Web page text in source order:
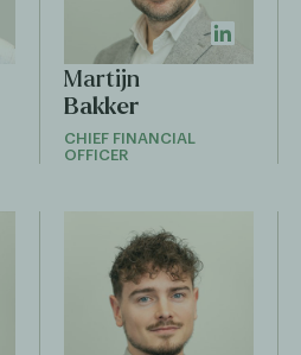
Martijn
Bakker
CHIEF FINANCIAL
OFFICER